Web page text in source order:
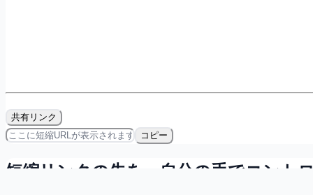
共有リンク
コピー
短縮リンクの先を、自分の手でコントロ